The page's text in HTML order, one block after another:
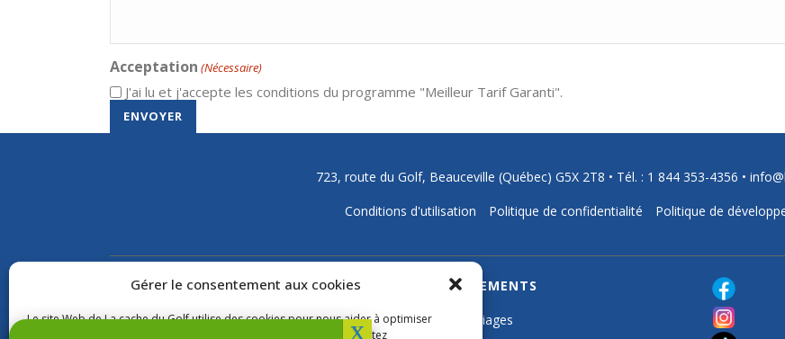
Gérer le consentement aux cookies
Le site Web de La cache du Golf utilise des cookies pour nous aider à optimiser
l'expérience de nos visiteurs. En utilisant notre site Web, vous acceptez
Acceptation (Nécessaire)
J'ai lu et j'accepte les conditions du programme "Meilleur Tarif Garanti".
723, route du Golf, Beauceville (Québec) G5X 2T8 • Tél. : 1 844 353-4356 •
Conditions d'utilisation
Politique de confidentialité Politique de
NOS OFFRES
Forfaits
ÉVÉNEMENTS
Mariages